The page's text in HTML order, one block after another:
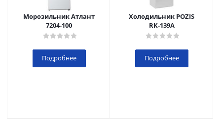
Морозильник Атлант
7204-100
Подробнее
Холодильник POZIS
RК-139А
Подробнее